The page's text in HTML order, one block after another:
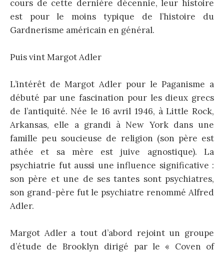
cours de cette dernière décennie, leur histoire
est pour le moins typique de l’histoire du
Gardnerisme américain en général.
Puis vint Margot Adler
L’intérêt de Margot Adler pour le Paganisme a
débuté par une fascination pour les dieux grecs
de l’antiquité. Née le 16 avril 1946, à Little Rock,
Arkansas, elle a grandi à New York dans une
famille peu soucieuse de religion (son père est
athée et sa mère est juive agnostique). La
psychiatrie fut aussi une influence significative :
son père et une de ses tantes sont psychiatres,
son grand-père fut le psychiatre renommé Alfred
Adler.
Margot Adler a tout d’abord rejoint un groupe
d’étude de Brooklyn dirigé par le « Coven of